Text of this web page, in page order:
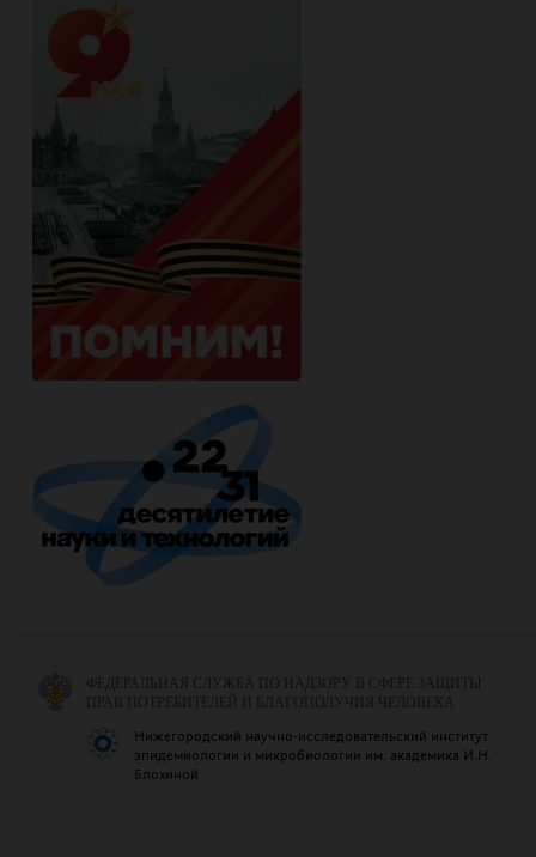
ФЕДЕРАЛЬНАЯ СЛУЖБА ПО НАДЗОРУ В СФЕРЕ ЗАЩИТЫ
ПРАВ ПОТРЕБИТЕЛЕЙ И БЛАГОПОЛУЧИЯ ЧЕЛОВЕКА
Нижегородский научно-исследовательский институт
эпидемиологии и микробиологии им. академика И.Н.
Блохиной